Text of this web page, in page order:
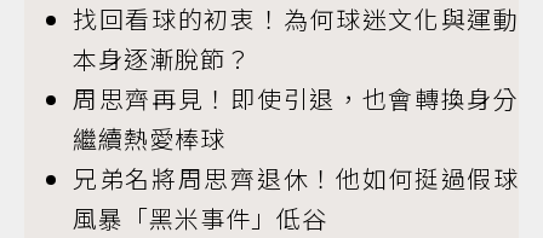
找回看球的初衷！為何球迷文化與運動
本身逐漸脫節？
周思齊再見！即使引退，也會轉換身分
繼續熱愛棒球
兄弟名將周思齊退休！他如何挺過假球
風暴「黑米事件」低谷